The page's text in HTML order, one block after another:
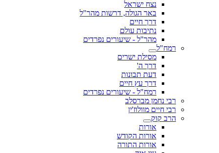
נצח ישראל
באר הגולה, דרשות מהר"ל
דרך חיים
נתיבות עולם
מהר"ל - שיעורים נפרדים
רמח"ל
מסילת ישרים
דרך ה'
דעת תבונות
דרך עץ חיים
רמח"ל - שיעורים נפרדים
רבי נחמן מברסלב
רבי חיים מוולוז'ין
הרב קוק
אורות
אורות הקודש
אורות התורה